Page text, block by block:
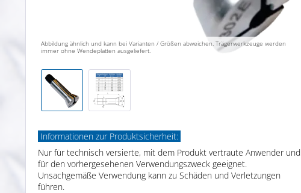
Abbildung ähnlich und kann bei Varianten / Größen abweichen. Trägerwerkzeuge werden
immer ohne Wendeplatten ausgeliefert.
Informationen zur Produktsicherheit:
Nur für technisch versierte, mit dem Produkt vertraute Anwender und
für den vorhergesehenen Verwendungszweck geeignet.
Unsachgemäße Verwendung kann zu Schäden und Verletzungen
führen.